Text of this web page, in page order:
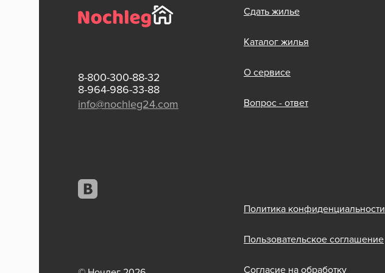
8-800-300-88-32
8-964-986-33-88
info@nochleg24.com
Сдать жилье
Каталог жилья
О сервисе
Вопрос - ответ
Политика конфиденциальности
Пользовательское соглашение
Согласие на обработку